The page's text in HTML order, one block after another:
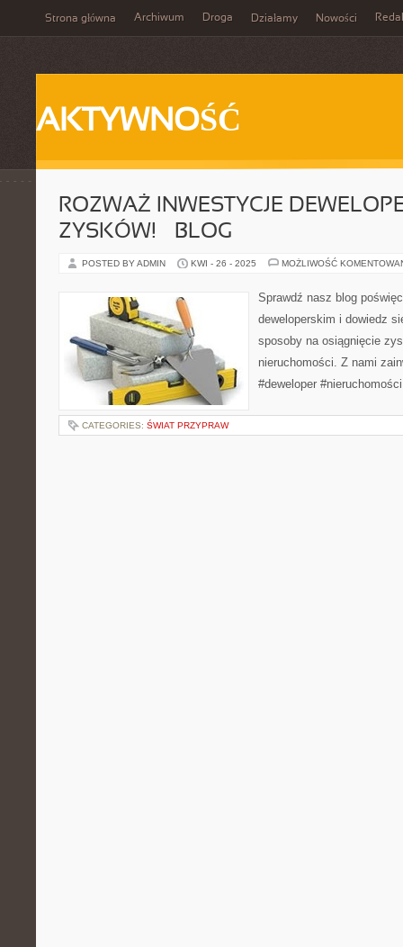
Strona główna Archiwum Droga Działamy Nowości
AKTYWNOŚĆ
ROZWAŻ INWESTYCJE
ZYSKÓW! – BLOG
POSTED BY ADMIN KWI - 26 - 2025 MOŻLIWOŚĆ
Sprawdź nasz blog
deweloperskim i dowiedz
sposoby na osiągnięcie
nieruchomości. Z nami
#deweloper #nieruchomości
CATEGORIES: ŚWIAT PRZYPRAW